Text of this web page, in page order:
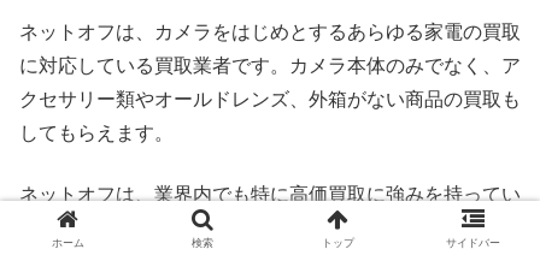
ネットオフは、カメラをはじめとするあらゆる家電の買取
に対応している買取業者です。カメラ本体のみでなく、ア
クセサリー類やオールドレンズ、外箱がない商品の買取も
してもらえます。
ネットオフは、業界内でも特に高価買取に強みを持ってい
ます。定期的に買取金額がアップするキャンペーンも行っ
ホーム 検索 トップ サイドバー